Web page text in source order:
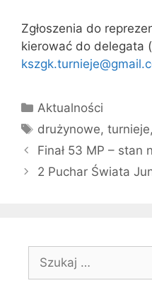
Zgłoszenia do
kierować do delegata
Kategorie
Aktualności
Tagi
drużynowe,turnieje,
Finał 53 MP – stan
2 Puchar Świata